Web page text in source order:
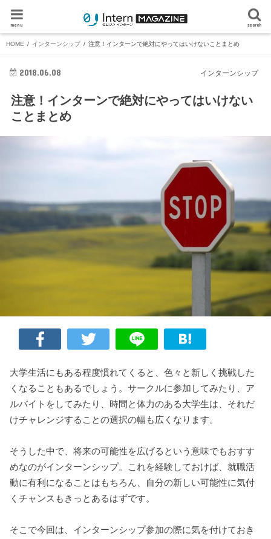
search
menu
HOME インターンシップ 注意！インターンで絶対にやってはいけないことまとめ
インターンシップ
2018.06.08
注意！インターンで絶対にやってはいけない
ことまとめ
大学生活にもある程度慣れてくると、色々と新しく挑戦した
くなることもあるでしょう。サークルに参加してみたり、ア
ルバイトをしてみたり、時間と体力のある大学生は、それだ
けチャレンジすることの選択の幅も広くなります。
そうした中で、将来の可能性を広げるという意味でもおすす
めなのがインターンシップ。これを経験しておけば、就職活
動に有利になることはもちろん、自分の新しい可能性に気付
くチャンスもきっとあるはずです。
そこで今回は、インターンシップ参加の際に気を付けておき